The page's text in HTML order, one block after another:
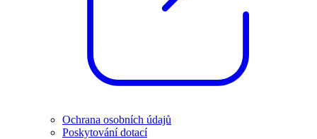
Ochrana osobních údajů
Poskytování dotací